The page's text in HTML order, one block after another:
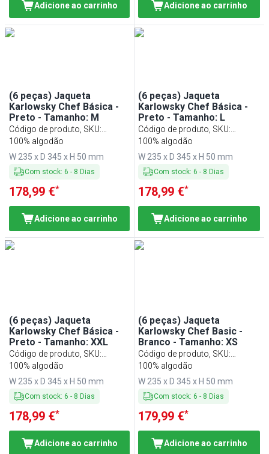
Adicione ao carrinho Adicione ao carrinho
(6 peças) Jaqueta
Karlowsky Chef Básica -
Preto - Tamanho: M
Código de produto, SKU:
KJBMK2S#SET
100% algodão
W 235 x D 345 x H 50 mm
Com stock: 6 - 8 Dias
178,99 €*
Adicione ao carrinho
(6 peças) Jaqueta
Karlowsky Chef Básica -
Preto - Tamanho: L
Código de produto, SKU:
KJBLK2S#SET
100% algodão
W 235 x D 345 x H 50 mm
Com stock: 6 - 8 Dias
178,99 €*
Adicione ao carrinho
(6 peças) Jaqueta
Karlowsky Chef Básica -
Preto - Tamanho: XXL
Código de produto, SKU:
KJBXXLK2S#SET
100% algodão
W 235 x D 345 x H 50 mm
Com stock: 6 - 8 Dias
178,99 €*
Adicione ao carrinho
(6 peças) Jaqueta
Karlowsky Chef Basic -
Branco - Tamanho: XS
Código de produto, SKU:
KJBXSK2W#SET
100% algodão
W 235 x D 345 x H 50 mm
Com stock: 6 - 8 Dias
179,99 €*
Adicione ao carrinho